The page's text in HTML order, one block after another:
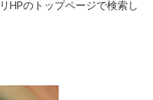
HPのトップページで検索し